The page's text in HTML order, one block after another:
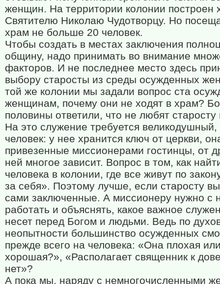
женщин. На территории колонии построен
Святителю Николаю Чудотворцу. Но
храм не больше 20 человек.
Чтобы создать в местах заключения
общину, надо принимать во внимание
факторов. И не последнее место здесь
выбору старосты из среды осужденных
той же колонии мы задали вопрос ста
женщинам, почему они не ходят в храм?
половины ответили, что не любят старосту
На это служение требуется
человек: у нее хранится ключ от церкви,
привезенные миссионерами гостинцы, от
ней многое зависит. Вопрос в том, как
человека в колонии, где все живут по
за себя». Поэтому лучше, если старосту
сами заключенные. А миссионеру нужно с
работать и объяснять, какое важное
несет перед Богом и людьми. Ведь по
неопытности большинство осужденных
прежде всего на человека: «Она плохая
хорошая?», «Располагает священник к
нет»?
А пока мы, наряду с немногочисленными